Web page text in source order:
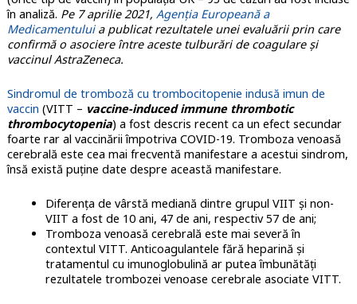
în analiză. Pe 7 aprilie 2021, Agenția Europeană a
Medicamentuluia publicat rezultatele unei evaluării prin care
confirmă o asociere între aceste tulburări de coagulare și
vaccinul AstraZeneca.
Sindromul de tromboză cu trombocitopenie indusă imun de
vaccin (VITT – vaccine-induced immune thrombotic
thrombocytopenia) a fost descris recent ca un efect secundar
foarte rar al vaccinării împotriva COVID-19. Tromboza venoasă
cerebrală este cea mai frecventă manifestare a acestui sindrom,
însă există puține date despre această manifestare.
Diferența de vârstă mediană dintre grupul VIIT și non-
VIIT a fost de 10 ani, 47 de ani, respectiv 57 de ani;
Tromboza venoasă cerebrală este mai severă în
contextul VITT. Anticoagulantele fără heparină și
tratamentul cu imunoglobulină ar putea îmbunătăți
rezultatele trombozei venoase cerebrale asociate VITT.